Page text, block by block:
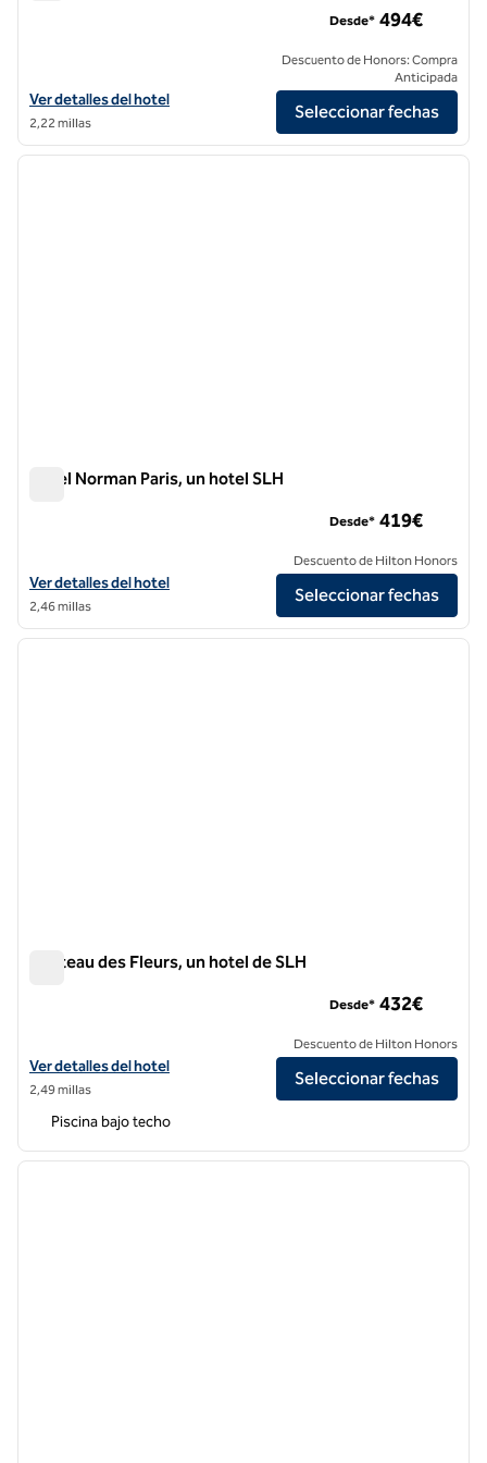
Ver detalles del hotel en Grand Powers, an SLH Hotel
Ver detalles del hotel
2,22 millas
Desde* 494€
Descuento de Honors: Compra
Anticipada
Seleccionar fechas
1/11
1 de 11
Hotel Norman Paris, un hotel SLH
Ver detalles del hotel Norman Paris, un hotel SLH
Ver detalles del hotel
2,46 millas
Desde* 419€
Descuento de Hilton Honors
Seleccionar fechas
1/12
1 de 12
Chateau des Fleurs, un hotel de SLH
Ver detalles del hotel para Chateau des Fleurs, an SLH Hotel
Ver detalles del hotel
2,49 millas
Desde* 432€
Descuento de Hilton Honors
Seleccionar fechas
Piscina bajo techo
1 de 12